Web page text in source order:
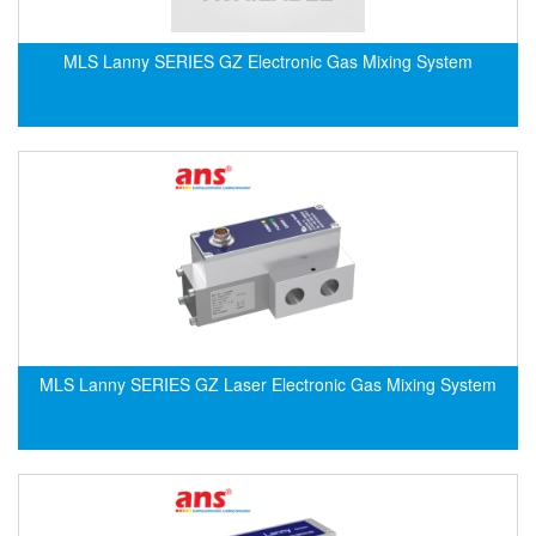
Electro-Sensors Vietnam
Elektrogas Vietnam
ELETTA
Eltex-Elektrostatik
ELTRA Encoder
MLS Lanny SERIES GZ Electronic Gas Mixing System
MLS Lanny SERIES GZ Laser Electronic Gas Mixing System